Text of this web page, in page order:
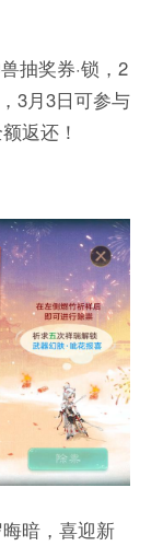
抽奖券·锁，2
3月3日可参与
返还！
暗，喜迎新